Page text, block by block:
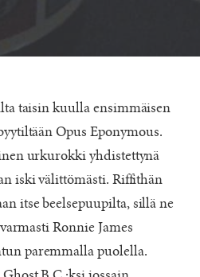
taisin kuulla ensimmäisen
Opus Eponymous.
urkurokki yhdistettynä
iski välittömästi. Riffithän
itse beelsepuupilta, sillä ne
Ronnie James
paremmalla puolella.